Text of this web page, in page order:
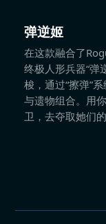
弹逆姬
在这款融合了
终极人形兵器“弹
梭，通过“擦弹”
与遗物组合。用
卫，去夺取她们